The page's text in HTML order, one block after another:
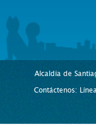
Alcaldía de
Contáctenos: